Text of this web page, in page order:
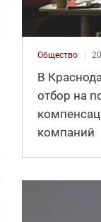
Общество
В
отбор на
компаний